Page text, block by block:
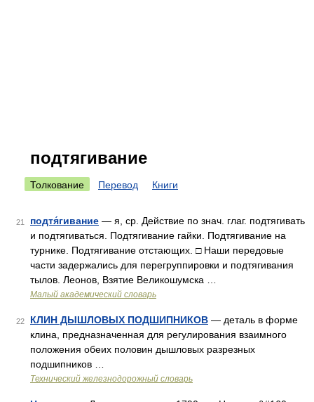
подтягивание
Толкование Перевод Книги
21 подтя́гивание — я, ср. Действие по знач. глаг. подтягивать
и подтягиваться. Подтягивание гайки. Подтягивание на
турнике. Подтягивание отстающих. □ Наши передовые
части задержались для перегруппировки и подтягивания
тылов. Леонов, Взятие Великошумска …
Малый академический словарь
22 КЛИН ДЫШЛОВЫХ ПОДШИПНИКОВ — деталь в форме
клина, предназначенная для регулирования взаимного
положения обеих половин дышловых разрезных
подшипников …
Технический железнодорожный словарь